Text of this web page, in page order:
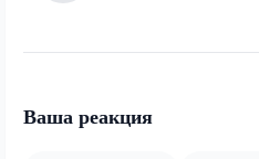
Ваша реакция